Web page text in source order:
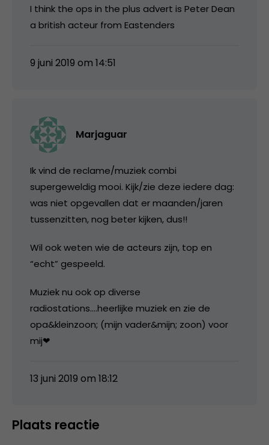
I think the ops in the plus advert is Peter Dean
a british acteur from Eastenders
9 juni 2019 om 14:51
Marjaguar
Ik vind de reclame/muziek combi
supergeweldig mooi. Kijk/zie deze iedere dag:
was niet opgevallen dat er maanden/jaren
tussenzitten, nog beter kijken, dus!!
Wil ook weten wie de acteurs zijn, top en
“echt” gespeeld.
Muziek nu ook op diverse
radiostations….heerlijke muziek en zie de
opa&kleinzoon; (mijn vader&mijn; zoon) voor
mij❤
13 juni 2019 om 18:12
Plaats reactie